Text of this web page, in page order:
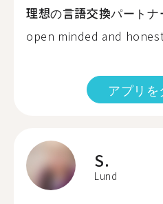
理想の言語交換パートナ
open minded and
アプリ
S.
Lund